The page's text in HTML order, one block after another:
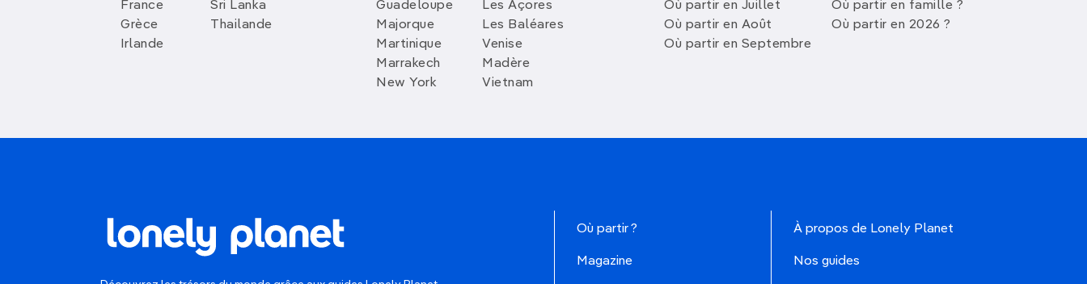
France
Grèce
Irlande
Sri Lanka
Thailande
Guadeloupe
Majorque
Martinique
Marrakech
New York
Les Açores
Les Baléares
Venise
Madère
Vietnam
Où partir en Juillet
Où partir en Août
Où partir en Septembre
Où partir en famille ?
Où partir en 2026 ?
Où partir ?
Magazine
À propos de Lonely Planet
Nos guides